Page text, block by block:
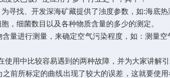
找、开发深海矿藏提供了浊度参数，如:海底热
细菌数目以及各种物质含量的多少的测定。
进行测量，来确定空气污染程度，如：测量
中比较容易遇到的两种故障，并为大家讲解引
所标定的曲线出现了较大的误差，这就要使